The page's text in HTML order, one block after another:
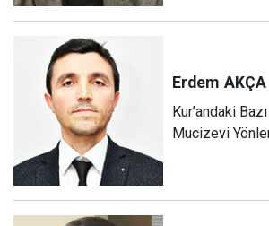
Erdem AKÇA
Kur’andaki
Mucizevi